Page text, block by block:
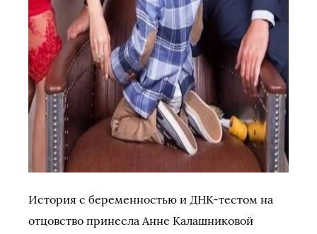
История с беременностью и ДНК-тестом на
отцовство принесла Анне Калашниковой